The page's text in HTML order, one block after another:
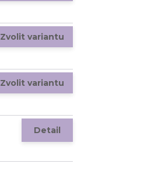
Zvolit variantu
Zvolit variantu
Detail